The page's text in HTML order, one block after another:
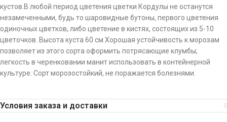
кустов.В любой период цветения цветки Кордулы не останутся
незамеченными, будь то шаровидные бутоны, первого цветения
одиночных цветков, либо цветение в кистях, состоящих из 5-10
цветочков. Высота куста 60 см.Хорошая устойчивость к морозам
позволяет из этого сорта оформить потрясающие клумбы;
легкость в черенковании манит использовать в контейнерной
культуре. Сорт морозостойкий, не поражается болезнями.
Условия заказа и доставки